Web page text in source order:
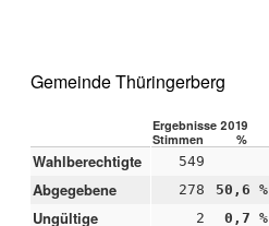
Gemeinde Thüringerberg
Ergebnisse 2019
Stimmen
%
Wahlberechtigte 549
Abgegebene 278 50,6 %
Ungültige 2 0,7 %